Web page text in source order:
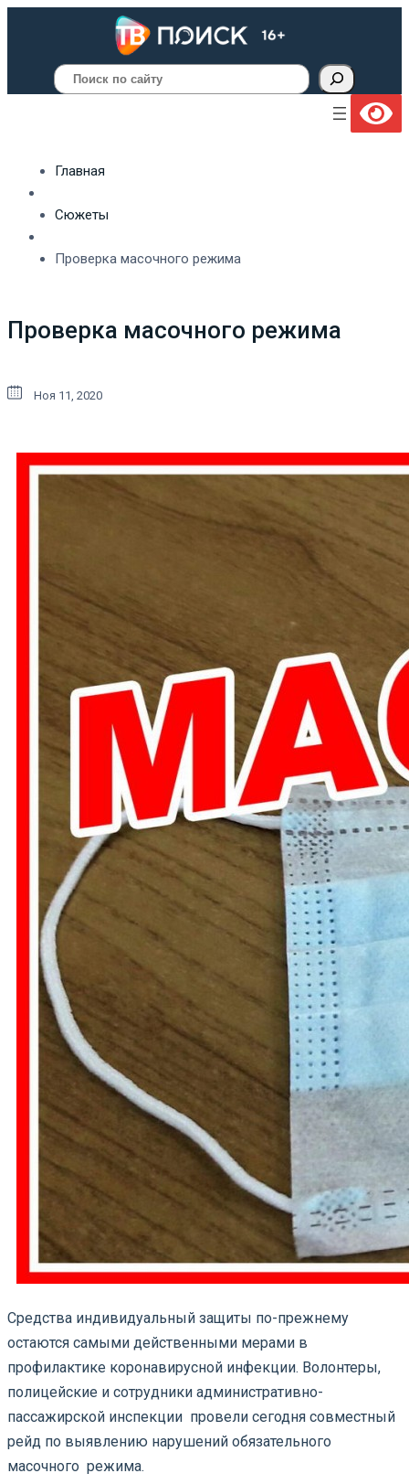
Поиск
Главная
Сюжеты
Проверка масочного режима
Проверка масочного режима
Ноя 11, 2020
Средства индивидуальный защиты по-прежнему
остаются самыми действенными мерами в
профилактике коронавирусной инфекции. Волонтеры,
полицейские и сотрудники административно-
пассажирской инспекции провели сегодня совместный
рейд по выявлению нарушений обязательного
масочного режима.